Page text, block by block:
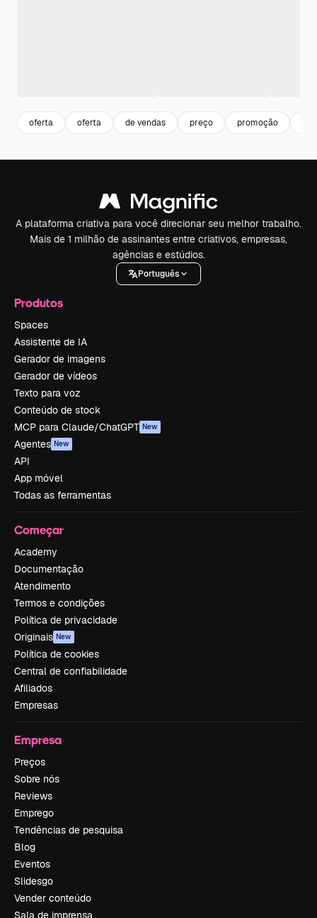
oferta oferta de vendas preço promoção
A plataforma criativa para você direcionar seu melhor trabalho.
Mais de 1 milhão de assinantes entre criativos, empresas,
agências e estúdios.
Português
Produtos
Spaces
Assistente de IA
Gerador de imagens
Gerador de vídeos
Texto para voz
Conteúdo de stock
MCP para Claude/ChatGPT New
Agentes New
API
App móvel
Todas as ferramentas
Começar
Academy
Documentação
Atendimento
Termos e condições
Política de privacidade
Originais New
Política de cookies
Central de confiabilidade
Afiliados
Empresas
Empresa
Preços
Sobre nós
Reviews
Emprego
Tendências de pesquisa
Blog
Eventos
Slidesgo
Vender conteúdo
Sala de imprensa